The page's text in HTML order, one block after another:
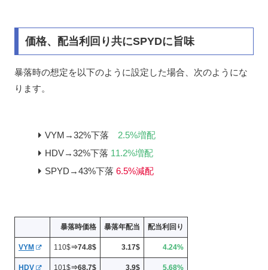
価格、配当利回り共にSPYDに旨味
暴落時の想定を以下のように設定した場合、次のようにな
ります。
VYM→32%下落 2.5%増配
HDV→32%下落 11.2%増配
SPYD→43%下落 6.5%減配
暴落時価格 暴落年配当 配当利回り
VYM 110$⇒74.8$ 3.17$ 4.24%
HDV 101$⇒68.7$ 3.9$ 5.68%